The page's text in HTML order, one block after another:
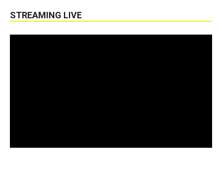
STREAMING LIVE